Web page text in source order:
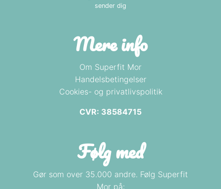
Mere info
Om Superfit Mor
Handelsbetingelser
Cookies- og privatlivspolitik
CVR: 38584715
sender dig
Følg med
Gør som over 35.000 andre. Følg Superfit
Mor på: